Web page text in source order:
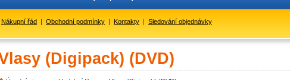
Nákupní řád | Obchodní podmínky | Kontakty | Sledování objednávky
(Digipack) (DVD)